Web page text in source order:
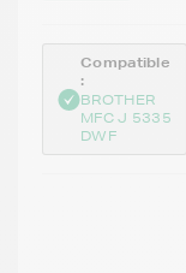
Compatible
:
BROTHER
MFC J 5335
DWF